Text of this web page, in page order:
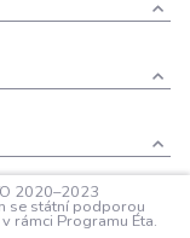
2020–2023
se státní podporou
v rámci Programu Éta.